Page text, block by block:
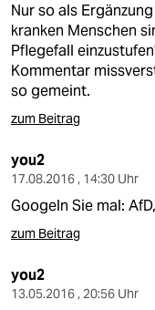
Nur so als
kranken Menschen
Pflegefall
Kommentar
so gemeint.
zum Beitrag
you2
17.08.2016 , 14:30 Uhr
Googeln Sie mal:
zum Beitrag
you2
13.05.2016 , 20:56 Uhr